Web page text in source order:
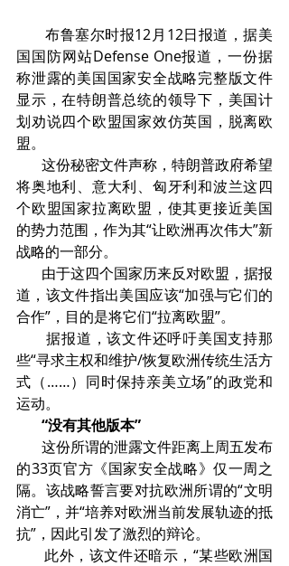
布鲁塞尔时报12月12日报道，据美
国国防网站Defense One报道，一份据
称泄露的美国国家安全战略完整版文件
显示，在特朗普总统的领导下，美国计
划劝说四个欧盟国家效仿英国，脱离欧
盟。
这份秘密文件声称，特朗普政府希望
将奥地利、意大利、匈牙利和波兰这四
个欧盟国家拉离欧盟，使其更接近美国
的势力范围，作为其“让欧洲再次伟大”新
战略的一部分。
由于这四个国家历来反对欧盟，据报
道，该文件指出美国应该“加强与它们的
合作”，目的是将它们“拉离欧盟”。
据报道，该文件还呼吁美国支持那
些“寻求主权和维护/恢复欧洲传统生活方
式（……）同时保持亲美立场”的政党和
运动。
“没有其他版本”
的33页官方《国家安全战略》仅一周之
隔。该战略誓言要对抗欧洲所谓的“文明
消亡”，并“培养对欧洲当前发展轨迹的抵
抗”，因此引发了激烈的辩论。
此外，该文件还暗示，“某些欧洲国